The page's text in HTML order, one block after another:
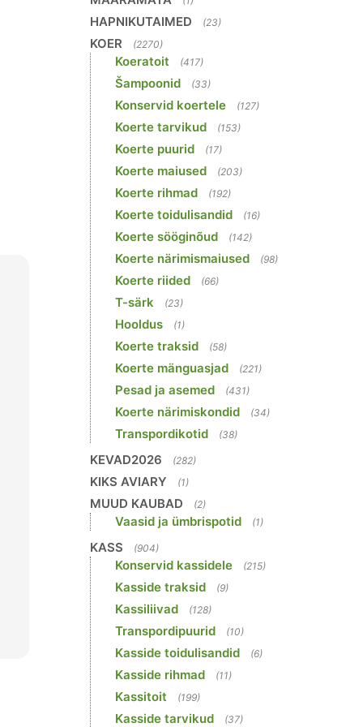
HAPNIKUTAIMED (23)
KOER (2270)
Koeratoit (417)
Šampoonid (33)
Konservid koertele (127)
Koerte tarvikud (153)
Koerte puurid (17)
Koerte maiused (203)
Koerte rihmad (192)
Koerte toidulisandid (16)
Koerte sööginõud (142)
Koerte närimismaiused (98)
Koerte riided (66)
T-särk (23)
Hooldus (1)
Koerte traksid (58)
Koerte mänguasjad (221)
Pesad ja asemed (431)
Koerte närimiskondid (34)
Transpordikotid (38)
KEVAD2026 (282)
KIKS AVIARY (1)
MUUD KAUBAD (2)
Vaasid ja ümbrispotid (1)
KASS (904)
Konservid kassidele (215)
Kasside traksid (9)
Kassiliivad (128)
Transpordipuurid (10)
Kasside toidulisandid (6)
Kasside rihmad (11)
Kassitoit (199)
Kasside tarvikud (37)